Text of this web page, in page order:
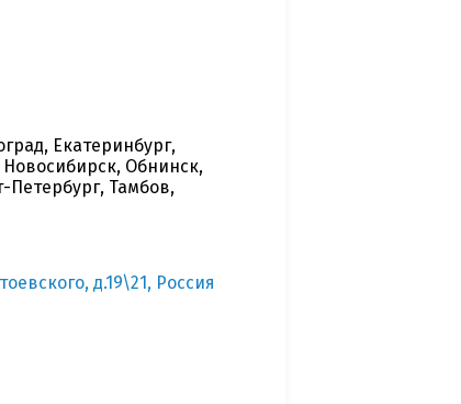
Екатеринбург,
Обнинск,
Петербург, Тамбов,
д.19\21, Россия